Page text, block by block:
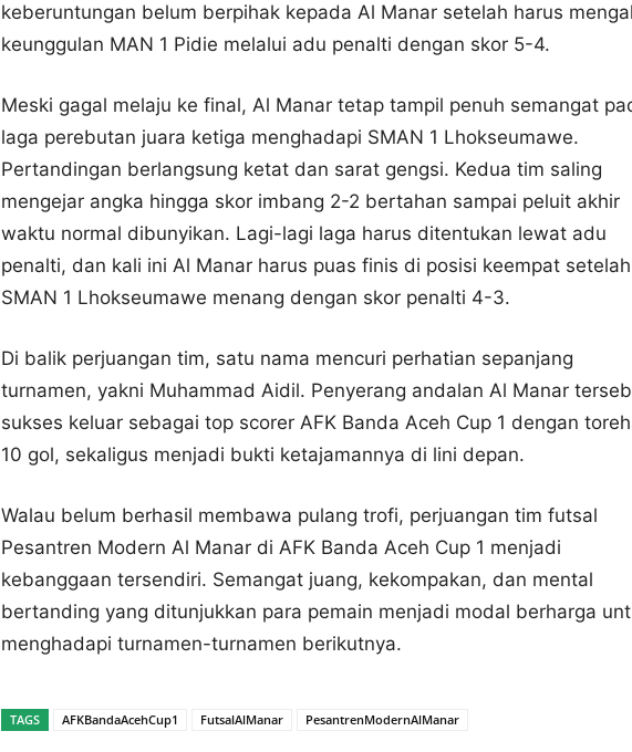
keberuntungan belum berpihak kepada Al Manar setelah harus
keunggulan MAN 1 Pidie melalui adu penalti dengan skor 5-4.
Meski gagal melaju ke final, Al Manar tetap tampil penuh semangat
laga perebutan juara ketiga menghadapi SMAN 1 Lhokseumawe.
Pertandingan berlangsung ketat dan sarat gengsi. Kedua tim saling
mengejar angka hingga skor imbang 2-2 bertahan sampai peluit akhir
waktu normal dibunyikan. Lagi-lagi laga harus ditentukan lewat adu
penalti, dan kali ini Al Manar harus puas finis di posisi keempat setelah
SMAN 1 Lhokseumawe menang dengan skor penalti 4-3.
Di balik perjuangan tim, satu nama mencuri perhatian sepanjang
turnamen, yakni Muhammad Aidil. Penyerang andalan Al Manar
sukses keluar sebagai top scorer AFK Banda Aceh Cup 1 dengan
10 gol, sekaligus menjadi bukti ketajamannya di lini depan.
Walau belum berhasil membawa pulang trofi, perjuangan tim futsal
Pesantren Modern Al Manar di AFK Banda Aceh Cup 1 menjadi
kebanggaan tersendiri. Semangat juang, kekompakan, dan mental
bertanding yang ditunjukkan para pemain menjadi modal berharga
menghadapi turnamen-turnamen berikutnya.
TAGS AFKBandaAcehCup1 FutsalAlManar PesantrenModernAlManar